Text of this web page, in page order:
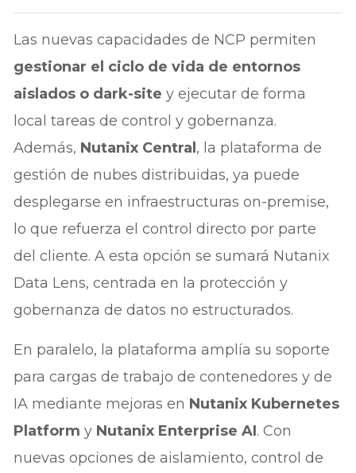
Las nuevas capacidades de NCP permiten
gestionar el ciclo de vida de entornos
aislados o dark-site y ejecutar de forma
local tareas de control y gobernanza.
Además, Nutanix Central , la plataforma de
gestión de nubes distribuidas, ya puede
desplegarse en infraestructuras on-premise,
lo que refuerza el control directo por parte
del cliente. A esta opción se sumará Nutanix
Data Lens, centrada en la protección y
gobernanza de datos no estructurados.
En paralelo, la plataforma amplía su soporte
para cargas de trabajo de contenedores y de
IA mediante mejoras en Nutanix Kubernetes
Platform y Nutanix Enterprise AI. Con
nuevas opciones de aislamiento, control de